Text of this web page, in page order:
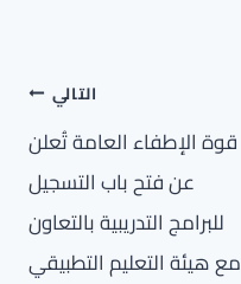
التالي
قوة الإطفاء العامة تُعلن
عن فتح باب التسجيل
للبرامج التدريبية بالتعاون
مع هيئة التعليم التطبيقي